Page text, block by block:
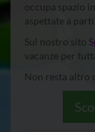
occupa spazio
aspettate a
Sul nostro sito
vacanze per
Non resta altro